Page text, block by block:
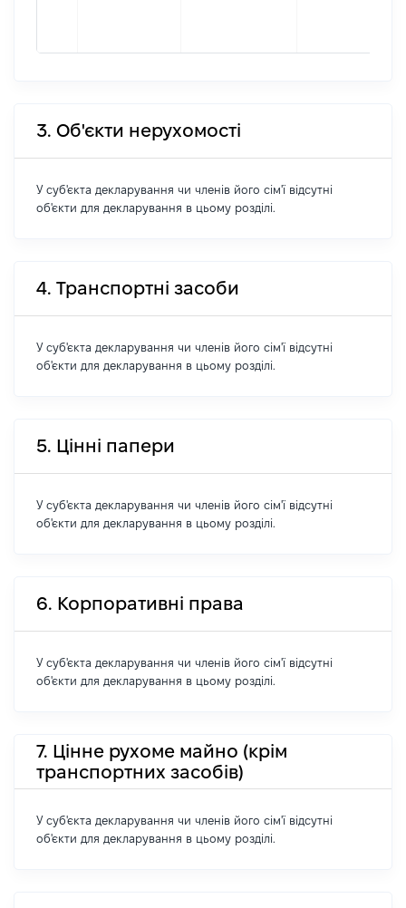
3. Об'єкти нерухомості
У суб'єкта декларування чи членів його сім'ї відсутні
об'єкти для декларування в цьому розділі.
4. Транспортні засоби
У суб'єкта декларування чи членів його сім'ї відсутні
об'єкти для декларування в цьому розділі.
5. Цінні папери
У суб'єкта декларування чи членів його сім'ї відсутні
об'єкти для декларування в цьому розділі.
6. Корпоративні права
У суб'єкта декларування чи членів його сім'ї відсутні
об'єкти для декларування в цьому розділі.
7. Цінне рухоме майно (крім
транспортних засобів)
У суб'єкта декларування чи членів його сім'ї відсутні
об'єкти для декларування в цьому розділі.